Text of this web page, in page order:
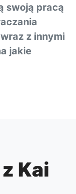
swoją pracą
z innymi
jakie
Kai